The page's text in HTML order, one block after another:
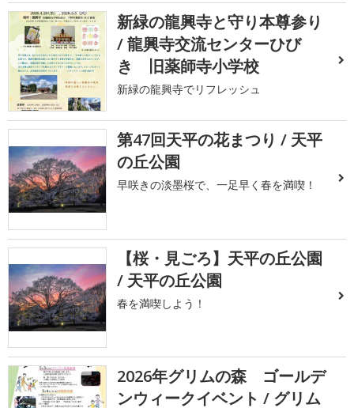
新緑の龍興寺と守り本尊参り
/ 龍興寺交流センターひび
き 旧薬師寺小学校
新緑の龍興寺でリフレッシュ
第47回天平の花まつり / 天平
の丘公園
早咲きの淡墨桜で、一足早く春を満喫！
【桜・見ごろ】天平の丘公園
/ 天平の丘公園
春を満喫しよう！
2026年グリムの森 ゴールデ
ンウィークイベント / グリム